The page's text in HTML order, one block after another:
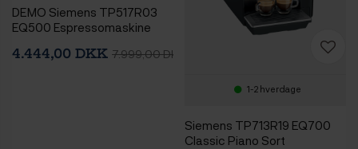
DEMO Siemens TP517R03
EQ500 Espressomaskine
4.444,00 DKK 7.999,00 DKK
1-2 hverdage
Siemens TP713R19 EQ700
Classic Piano Sort